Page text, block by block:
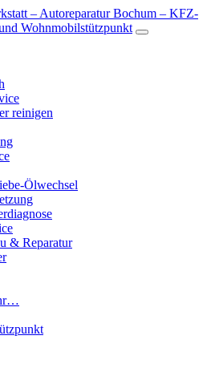
– Autoreparatur Bochum – KFZ-
Wohnmobilstützpunkt
reinigen
Ölwechsel
& Reparatur